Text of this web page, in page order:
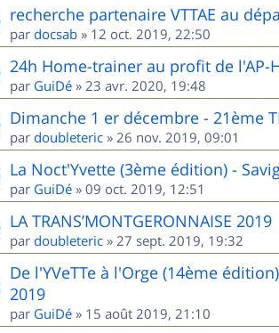
recherche partenaire VTTAE au
par docsab » 12 oct. 2019, 22:50
24h Home-trainer au profit de l'AP-
par GuiDé » 23 avr. 2020, 19:48
Dimanche 1 er décembre - 21ème
par doubleteric » 26 nov. 2019, 09:01
La Noct'Yvette (3ème édition) -
par GuiDé » 09 oct. 2019, 12:51
LA TRANS’MONTGERONNAISE 2019
par doubleteric » 27 sept. 2019, 19:32
De l'YVeTTe à l'Orge (14ème
2019
par GuiDé » 15 août 2019, 21:10